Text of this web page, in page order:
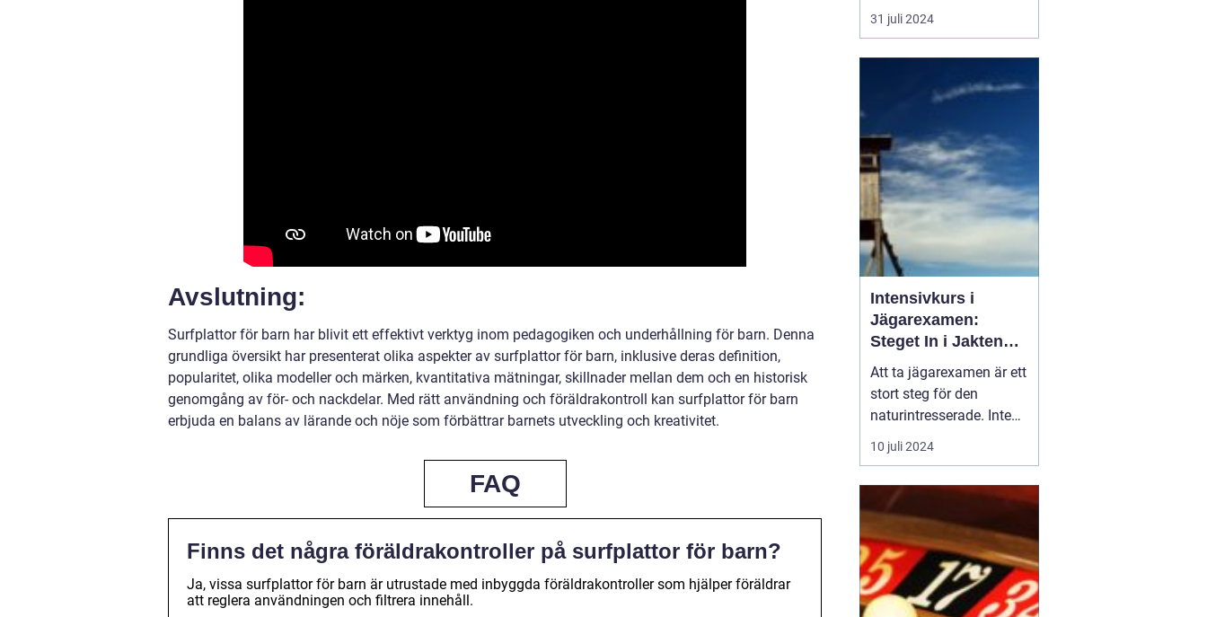
Avslutning:
Surfplattor för barn har blivit ett effektivt verktyg inom pedagogiken och underhållning för barn. Denna
grundliga översikt har presenterat olika aspekter av surfplattor för barn, inklusive deras definition,
popularitet, olika modeller och märken, kvantitativa mätningar, skillnader mellan dem och en historisk
genomgång av för- och nackdelar. Med rätt användning och föräldrakontroll kan surfplattor för barn
erbjuda en balans av lärande och nöje som förbättrar barnets utveckling och kreativitet.
FAQ
Finns det några föräldrakontroller på surfplattor för barn?
Ja, vissa surfplattor för barn är utrustade med inbyggda föräldrakontroller som hjälper föräldrar
att reglera användningen och filtrera innehåll.
förtrollat människor med
sitt rika, varma och
förmåga att leverera en
gör...
31 juli 2024
Intensivkurs i
Jägarexamen:
Steget In i Jakten
och Naturens Värld
Att ta jägarexamen är ett
stort steg för den
naturintresserade. Inte
bara öppnar det dörrar
till en av Sveriges äldsta
det är också en väg till
kunskap om och respekt
för v&ar...
10 juli 2024